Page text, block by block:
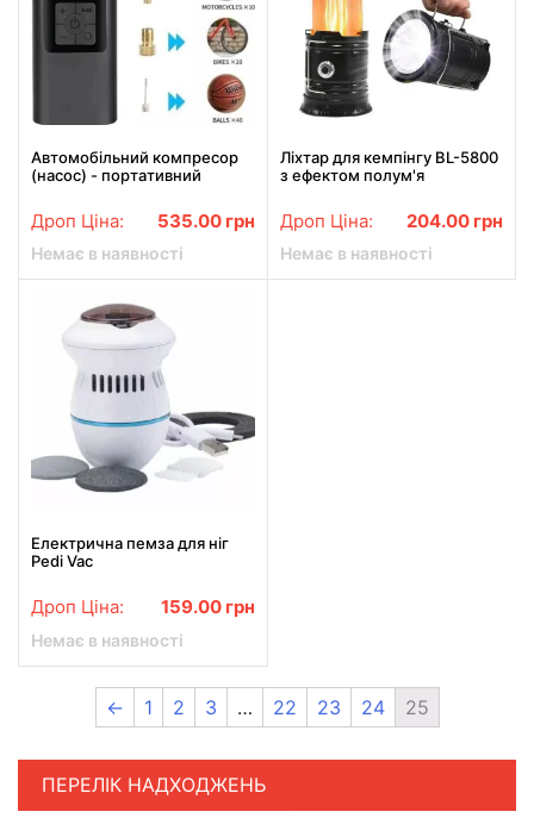
Автомобільний компресор
(насос) - портативний
монітором 12 В
Дроп Ціна: 535.00 грн
Немає в наявності
Ліхтар для кемпінгу BL-5800
з ефектом полум'я
Дроп Ціна: 204.00 грн
Немає в наявності
Електрична пемза для ніг
Pedi Vac
Дроп Ціна: 159.00 грн
Немає в наявності
← 1 2 3 … 22 23 24 25
ПЕРЕЛІК НАДХОДЖЕНЬ